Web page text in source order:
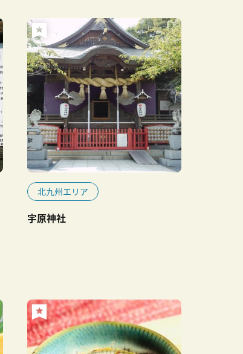
北九州エリア
宇原神社